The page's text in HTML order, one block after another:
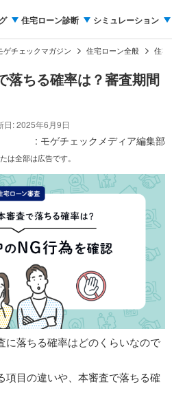
住宅ローン診断 シミュレーション
ゲチェックマガジン 住宅ローン全般 住宅
落ちる確率は？審査期間
日: 2025年6月9日
: モゲチェックメディア編集部
は全部は広告です。
に落ちる確率はどのくらいなので
項目の違いや、本審査で落ちる確